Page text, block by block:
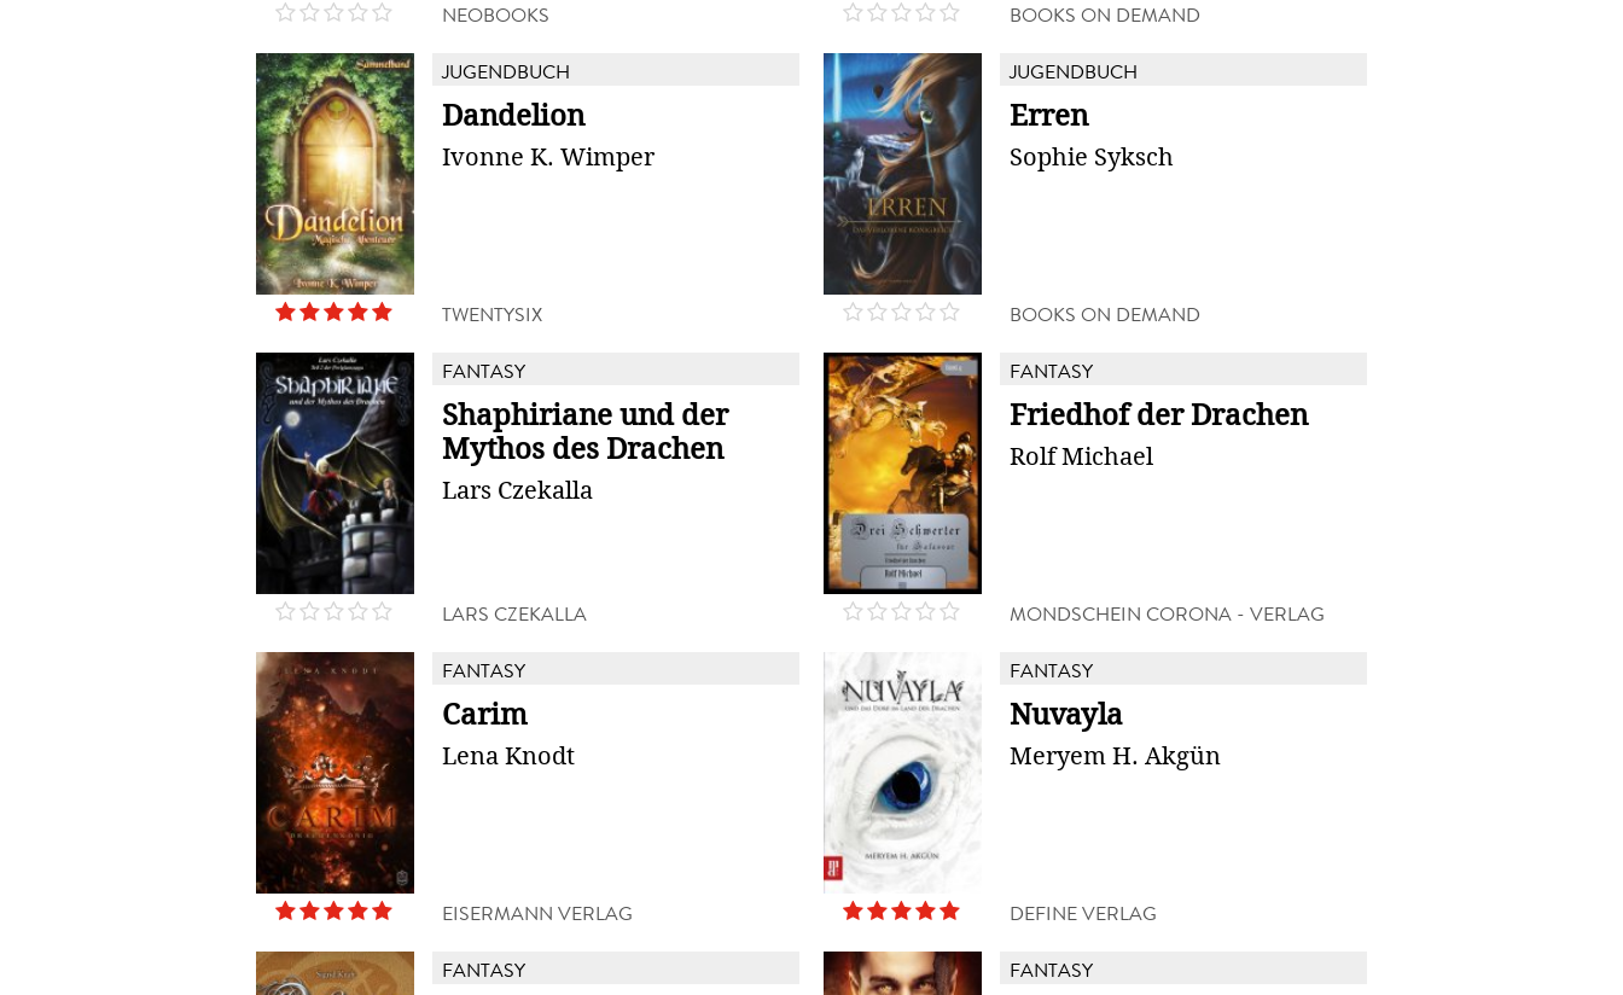
NEOBOOKS BOOKS ON DEMAND
JUGENDBUCH
Dandelion
Ivonne K. Wimper
TWENTYSIX
JUGENDBUCH
Erren
Sophie Syksch
BOOKS ON DEMAND
FANTASY
Shaphiriane und der
Mythos des Drachen
Lars Czekalla
LARS CZEKALLA
FANTASY
Friedhof der Drachen
Rolf Michael
MONDSCHEIN CORONA - VERLAG
FANTASY
Carim
Lena Knodt
EISERMANN VERLAG
FANTASY
Nuvayla
Meryem H. Akgün
DEFINE VERLAG
FANTASY FANTASY